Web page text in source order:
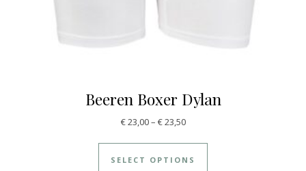
Beeren Boxer Dylan
€23,00– €23,50
SELECT OPTIONS